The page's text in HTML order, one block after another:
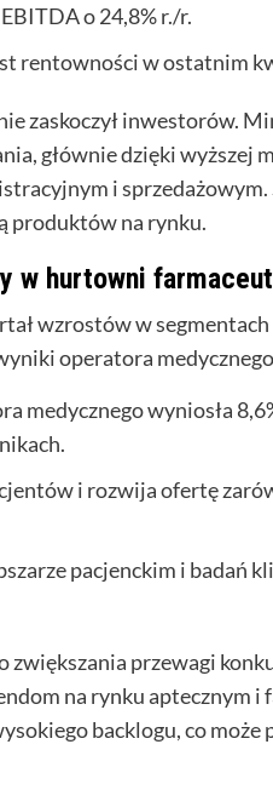
o 24,8% r./r.
rentowności w ostatnim
zaskoczył inwestorów.
głównie dzięki wyższej
i sprzedażowym.
produktów na rynku.
w hurtowni
wzrostów w
operatora
medycznego wyniosła
i rozwija ofertę
pacjenckim i badań
zwiększania przewagi
na rynku aptecznym
backlogu, co może